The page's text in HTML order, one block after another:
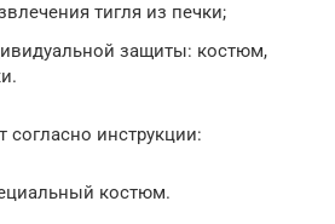
тигля из печки;
защиты: костюм,
инструкции:
костюм.